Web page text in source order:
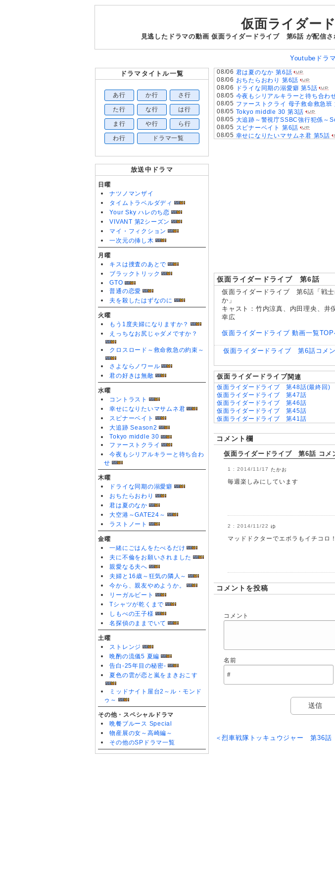
仮面ライダー
見逃したドラマの動画 仮面ライダードライブ 第6話 が配信さ
Youtubeドラ
ドラマタイトル一覧
あ行 か行 さ行
た行 な行 は行
ま行 や行 ら行
わ行 ドラマ一覧
放送中ドラマ
日曜
ナツノマンザイ
タイムトラベルダディ
Your Sky ハレのち恋
VIVANT 第2シーズン
マイ・フィクション
一次元の挿し木
月曜
キスは捜査のあとで
ブラックトリック
GTO
普通の恋愛
夫を殺したはずなのに
火曜
もう1度夫婦になりますか？
えっちなお尻じゃダメですか？
クロスロード～救命救急の約束～
さよならノワール
君の好きは無敵
水曜
コントラスト
幸せになりたいマサムネ君
スピナーベイト
大追跡 Season2
Tokyo middle 30
ファーストクライ
今夜もシリアルキラーと待ち合わ
せ
木曜
ドライな同期の溺愛癖
おちたらおわり
君は夏のなか
大空港～GATE24～
ラストノート
金曜
一緒にごはんをたべるだけ
夫に不倫をお願いされました
親愛なる夫へ
夫婦と16歳～狂気の隣人～
今から、親友やめようか。
リーガルビート
Tシャツが乾くまで
しもべの王子様
名探偵のままでいて
土曜
ストレンジ
晩酌の流儀5 夏編
告白-25年目の秘密-
夏色の雲が恋と嵐をまきおこす
ミッドナイト屋台2～ル・モンド
ゥ～
その他・スペシャルドラマ
晩餐ブルース Special
物産展の女～高崎編～
その他のSPドラマ一覧
08/06 君は夏のなか 第6話
08/06 おちたらおわり 第6話
08/06
ドライな同期の溺愛癖 第5話
08/05 今夜もシリアルキラーと待ち合わ
08/05 ファーストクライ 母子救命救急班
08/05 Tokyo middle 30 第3話
08/05 大追跡～警視庁SSBC強行犯係～
08/05
スピナーベイト 第6話
08/05 幸せになりたいマサムネ君 第5話
仮面ライダードライブ 第6話
仮面ライダードライブ 第6話「戦
か」
キャスト：竹内涼真、内田理央、井
幸広
仮面ライダードライブ 動画一覧TOP
仮面ライダードライブ 第6話 コメ
仮面ライダードライブ関連
仮面ライダードライブ 第48話(最終回)
仮面ライダードライブ 第47話
仮面ライダードライブ 第46話
仮面ライダードライブ 第45話
仮面ライダードライブ 第41話
仮面ライダードライブ 第38話
仮面ライダードライブ 第35話
仮面ライダードライブ 第34話
仮面ライダードライブ 第33話
仮面ライダードライブ 第33話
仮面ライダードライブ 第26話
仮面ライダードライブ 第25話
仮面ライダードライブ 第17話
仮面ライダードライブ 第16話
仮面ライダードライブ 第7話
仮面ライダードライブ 第5話
仮面ライダードライブ 第1話
コメント欄
仮面ライダードライブ 第6話 コメ
2014/11/17 たかお
毎週楽しみにしています
2014/11/22 ゆ
マッドドクターでエボラもイチコロ
コメントを投稿
コメント
名前
＜烈車戦隊トッキュウジャー 第36話